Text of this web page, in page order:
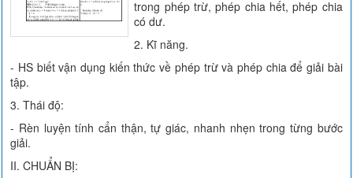
trong phép trừ, phép chia hết, phép chia
có dư.
2. Kĩ năng.
- HS biết vận dụng kiến thức về phép trừ và phép chia để giải bài
tập.
3. Thái độ:
- Rèn luyện tính cẩn thận, tự giác, nhanh nhẹn trong từng bước
giải.
II. CHUẨN BỊ: